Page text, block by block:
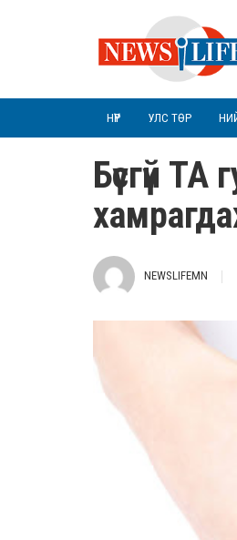
НҮҮР УЛС ТӨР
Бүсгүй
NEWSLIFEMN